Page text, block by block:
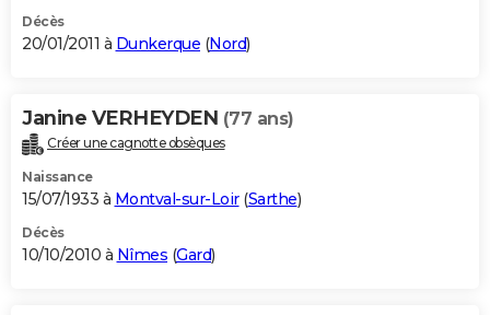
Décès
20/01/2011 à Dunkerque (Nord)
Janine VERHEYDEN (77 ans)
Créer une cagnotte obsèques
Naissance
15/07/1933 à Montval-sur-Loir(Sarthe)
Décès
10/10/2010 à Nîmes (Gard)